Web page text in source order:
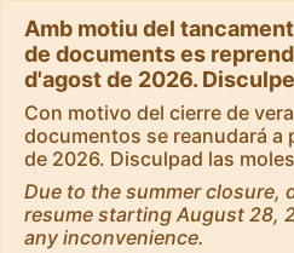
Amb motiu del
de documents es
d'agost de 2026.
Con motivo del cierre de
documentos se reanudará a
de 2026. Disculpad las
Due to the summer closure,
resume starting August 28,
any inconvenience.